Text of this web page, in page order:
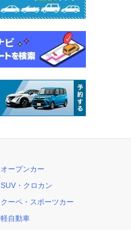
オープンカー
SUV・クロカン
クーペ・スポーツカー
軽自動車